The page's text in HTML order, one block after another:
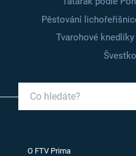
Pěstování
Tvarohové knedlíky
O FTV Prima